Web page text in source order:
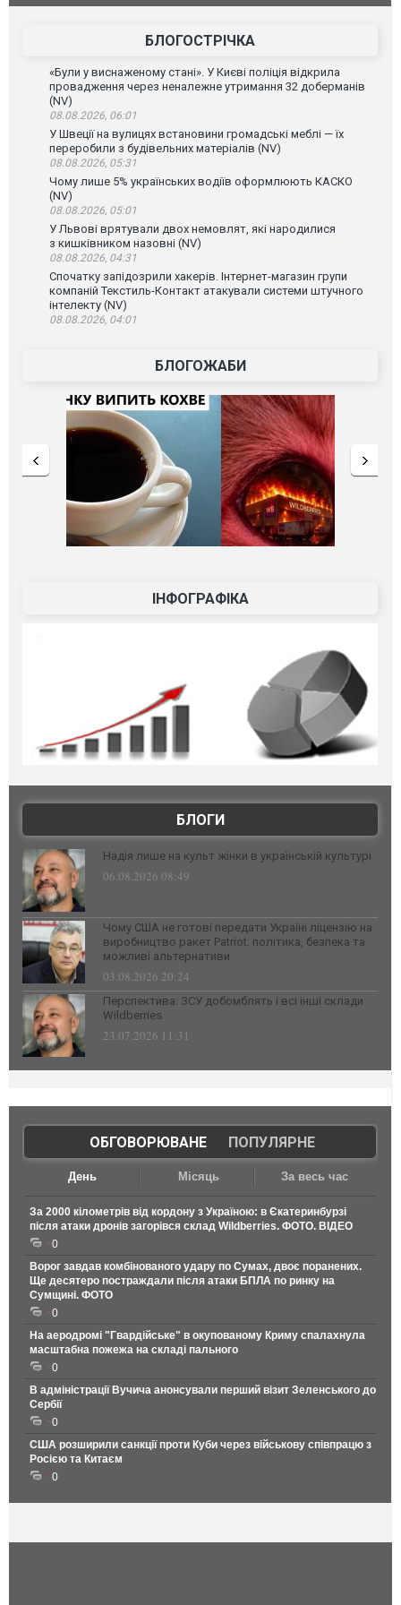
БЛОГОСТРІЧКА
«Були у виснаженому стані». У Києві поліція відкрила
провадження через неналежне утримання 32 доберманів
(NV)
08.08.2026, 06:01
У Швеції на вулицях встановини громадські меблі — їх
переробили з будівельних матеріалів (NV)
08.08.2026, 05:31
Чому лише 5% українських водіїв оформлюють КАСКО
(NV)
08.08.2026, 05:01
У Львові врятували двох немовлят, які народилися
з кишківником назовні (NV)
08.08.2026, 04:31
Спочатку запідозрили хакерів. Інтернет-магазин групи
компаній Текстиль-Контакт атакували системи штучного
інтелекту (NV)
08.08.2026, 04:01
БЛОГОЖАБИ
ІНФОГРАФІКА
БЛОГИ
Надія лише на культ жінки в українській культурі
06.08.2026 08:49
Чому США не готові передати Україні ліцензію на
виробництво ракет Patriot: політика, безпека та
можливі альтернативи
03.08.2026 20:24
Перспектива: ЗСУ добомблять і всі інші склади
Wildberries
23.07.2026 11:31
ОБГОВОРЮВАНЕ| ПОПУЛЯРНЕ
День Місяць За весь час
За 2000 кілометрів від кордону з Україною: в Єкатеринбурзі
після атаки дронів загорівся склад Wildberries. ФОТО. ВІДЕО
0
Ворог завдав комбінованого удару по Сумах, двоє поранених.
Ще десятеро постраждали після атаки БПЛА по ринку на
Сумщині. ФОТО
0
На аеродромі "Гвардійське" в окупованому Криму спалахнула
масштабна пожежа на складі пального
0
В адміністрації Вучича анонсували перший візит Зеленського до
Сербії
0
США розширили санкції проти Куби через військову співпрацю з
Росією та Китаєм
0